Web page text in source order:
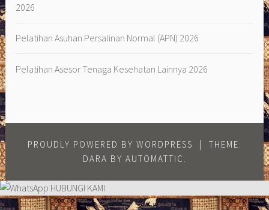
2026
Pelatihan Asuhan Persalinan Normal (APN) 2026
Pelatihan Asesor Tenaga Kesehatan Lainnya 2026
PROUDLY POWERED BY WORDPRESS |
THEME:
DARA BY AUTOMATTIC .
HUBUNGI KAMI